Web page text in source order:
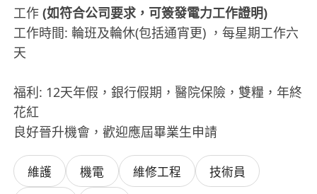
工作(如符合公司要求，可簽發電力工作證明)
工作時間: 輪班及輪休(包括通宵更) ，每星期工作六
天
福利: 12天年假，銀行假期，醫院保險，雙糧，年終
花紅
良好晉升機會，歡迎應屆畢業生申請
維護 機電 維修工程
技術員